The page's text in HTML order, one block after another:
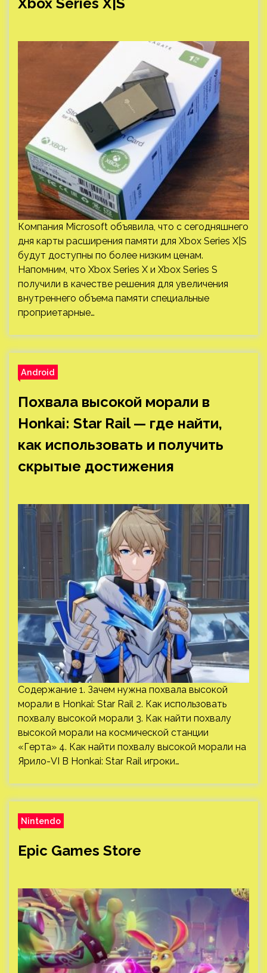
Компания Microsoft объявила, что с сегодняшнего
дня карты расширения памяти для Xbox Series X|S
будут доступны по более низким ценам.
Напомним, что Xbox Series X и Xbox Series S
получили в качестве решения для увеличения
внутреннего объема памяти специальные
проприетарные…
Android
Похвала высокой морали в
Honkai: Star Rail — где найти,
как использовать и получить
скрытые достижения
Содержание 1. Зачем нужна похвала высокой
морали в Honkai: Star Rail 2. Как использовать
похвалу высокой морали 3. Как найти похвалу
высокой морали на космической станции
«Герта» 4. Как найти похвалу высокой морали на
Ярило-VI В Honkai: Star Rail игроки…
Nintendo
Epic Games Store